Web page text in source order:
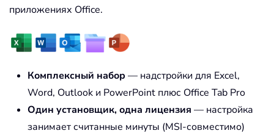
приложениях Office.
Комплексный набор — надстройки для Excel,
Word, Outlook и PowerPoint плюс Office Tab Pro
Один установщик, одна лицензия — настройка
занимает считанные минуты (MSI-совместимо)